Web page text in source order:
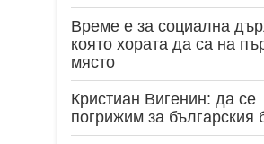
Време е за социална
която хората да са на
място
Кристиан Вигенин: да се
погрижим за българския